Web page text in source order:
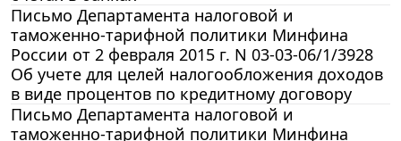
Письмо Департамента налоговой и
таможенно-тарифной политики Минфина
России от 2 февраля 2015 г. N 03-03-06/1/3928
Об учете для целей налогообложения доходов
в виде процентов по кредитному договору
Письмо Департамента налоговой и
таможенно-тарифной политики Минфина